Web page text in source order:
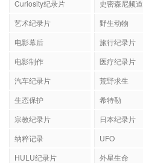
Curiosity纪录片 史密森尼频道
艺术纪录片
野生动物
电影幕后
旅行纪录片
电影制作
医疗纪录片
汽车纪录片
荒野求生
生态保护
希特勒
宗教纪录片
日本纪录片
纳粹记录
UFO
HULU纪录片
外星生命